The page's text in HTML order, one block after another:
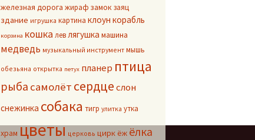
железная дорога жираф замокзаяц
здание игрушка картина клоун корабль
корзина кошка левлягушка машина
медведь музыкальный инструмент мышь
обезьяна открытка петух планер птица
рыба самолёт сердцеслон
снежинка собака тигр улитка утка
храм цветы церковь циркёж ёлка